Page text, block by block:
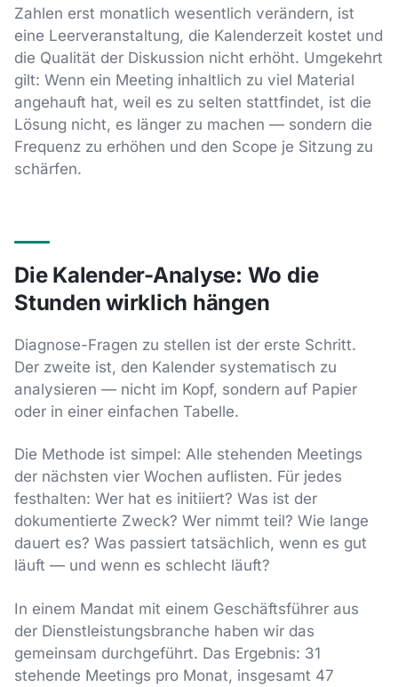
Zahlen erst monatlich wesentlich verändern, ist
eine Leerveranstaltung, die Kalenderzeit kostet und
die Qualität der Diskussion nicht erhöht. Umgekehrt
gilt: Wenn ein Meeting inhaltlich zu viel Material
angehauft hat, weil es zu selten stattfindet, ist die
Lösung nicht, es länger zu machen — sondern die
Frequenz zu erhöhen und den Scope je Sitzung zu
schärfen.
Die Kalender-Analyse: Wo die
Stunden wirklich hängen
Diagnose-Fragen zu stellen ist der erste Schritt.
Der zweite ist, den Kalender systematisch zu
analysieren — nicht im Kopf, sondern auf Papier
oder in einer einfachen Tabelle.
Die Methode ist simpel: Alle stehenden Meetings
der nächsten vier Wochen auflisten. Für jedes
festhalten: Wer hat es initiiert? Was ist der
dokumentierte Zweck? Wer nimmt teil? Wie lange
dauert es? Was passiert tatsächlich, wenn es gut
läuft — und wenn es schlecht läuft?
In einem Mandat mit einem Geschäftsführer aus
der Dienstleistungsbranche haben wir das
gemeinsam durchgeführt. Das Ergebnis: 31
stehende Meetings pro Monat, insgesamt 47